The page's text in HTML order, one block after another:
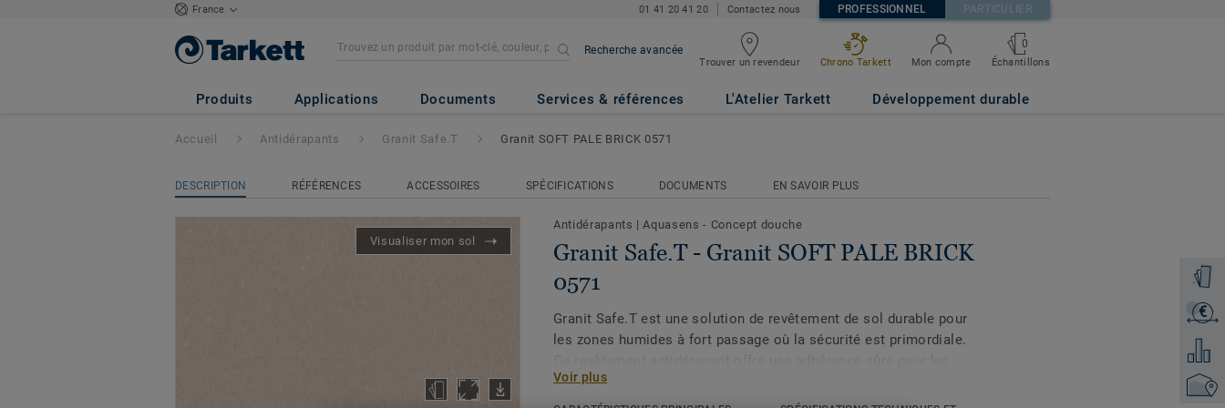
France 01 41 20 41 20 Contactez nous PROFESSIONNEL PARTICULIER
Recherche avancée
Trouver un revendeur Chrono Tarkett Mon compte
0
Échantillons
Produits Applications Documents Services & références L'Atelier Tarkett Développement durable
Granit Safe.T - Granit SOFT PALE BRICK 0571
€
Accueil Antidérapants Granit Safe.T Granit SOFT PALE BRICK 0571
DESCRIPTION RÉFÉRENCES ACCESSOIRES SPÉCIFICATIONS DOCUMENTS EN SAVOIR PLUS
Visualiser mon sol
Antidérapants |Aquasens - Concept douche
Granit Safe.T - Granit SOFT PALE BRICK
0571
Granit Safe.T est une solution de revêtement de sol durable pour
les zones humides à fort passage où la sécurité est primordiale.
pieds nus et chaussés, même lorsqu'il est couvert de savon et
d'eau. Pour maintenir une propreté optimale, le traitement de
Voir plus